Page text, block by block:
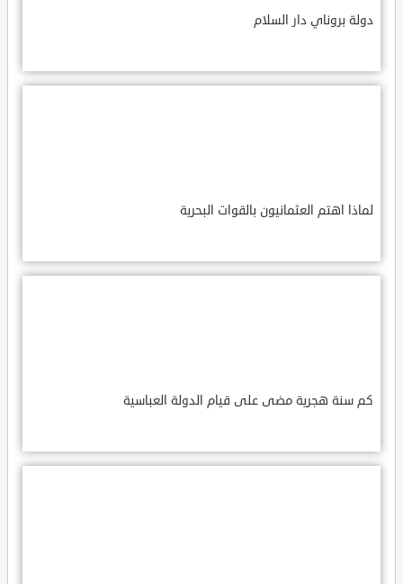
دولة بروناي دار السلام
لماذا اهتم العثمانيون بالقوات البحرية
كم سنة هجرية مضى على قيام الدولة العباسية